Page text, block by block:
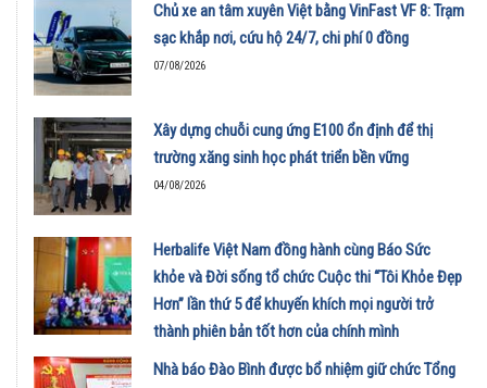
Chủ xe an tâm xuyên Việt bằng VinFast VF 8: Trạm
sạc khắp nơi, cứu hộ 24/7, chi phí 0 đồng
07/08/2026
Xây dựng chuỗi cung ứng E100 ổn định để thị
trường xăng sinh học phát triển bền vững
04/08/2026
Herbalife Việt Nam đồng hành cùng Báo Sức
khỏe và Đời sống tổ chức Cuộc thi “Tôi Khỏe Đẹp
Hơn” lần thứ 5 để khuyến khích mọi người trở
thành phiên bản tốt hơn của chính mình
01/08/2026
Nhà báo Đào Bình được bổ nhiệm giữ chức Tổng